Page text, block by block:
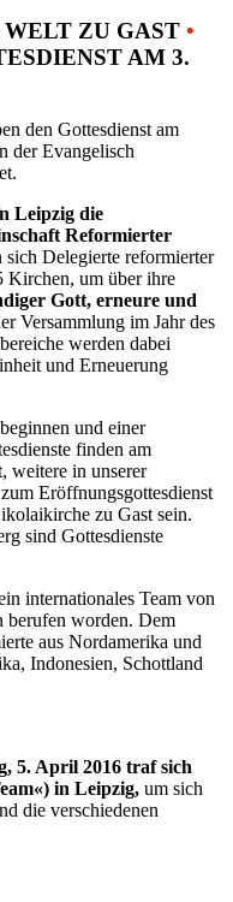
ZU GAST •
AM 3.
den Gottesdienst am
der Evangelisch
Leipzig die
Reformierter
sich Delegierte reformierter
Kirchen, um über ihre
Gott, erneure und
Versammlung im Jahr des
werden dabei
und Erneuerung
und einer
finden am
weitere in unserer
Eröffnungsgottesdienst
zu Gast sein.
sind Gottesdienste
internationales Team von
berufen worden. Dem
aus Nordamerika und
Indonesien, Schottland
5. April 2016 traf sich
in Leipzig, um sich
die verschiedenen